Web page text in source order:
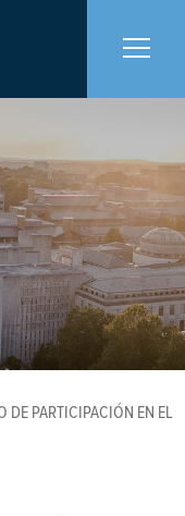
+
+
+
+
DE PARTICIPACIÓN EN EL